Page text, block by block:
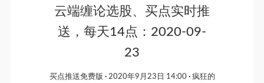
云端缠论选股、买点实时推
送，每天14点：2020-09-
23
买点推送免费版 2020年9月23日 14:00
疯狂的